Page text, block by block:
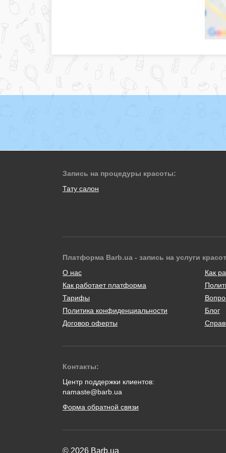
Запись на процедуры красоты:
Тату салон
Платформа Barb.ua - запись на услуги
О нас
Как работает платформа
Тарифы
Политика конфиденциальности
Договор оферты
Как
Блог
Контакты:
Центр поддержки клиентов:
namaste@barb.ua
Форма обратной связи
© 2026 Barb.ua